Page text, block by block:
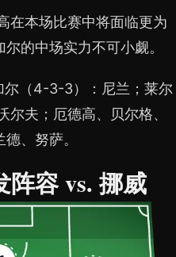
在本场比赛中将面临更为
的中场实力不可小觑。
尔（4-3-3）：尼兰；莱尔
尔夫；厄德高、贝尔格、
、努萨。
容 vs. 挪威